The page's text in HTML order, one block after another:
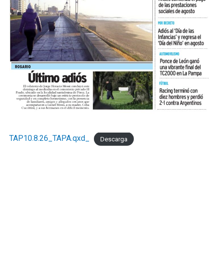
TAP10.8.26_TAPA.qxd_ Descarga